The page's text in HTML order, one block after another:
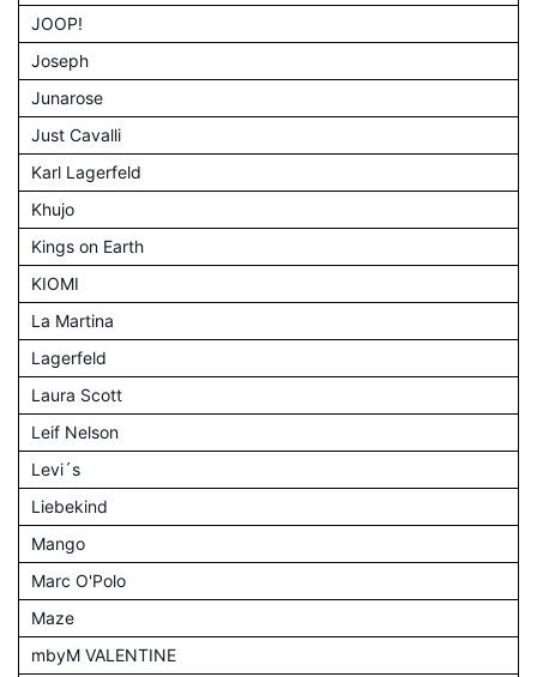
JOOP!
Joseph
Junarose
Just Cavalli
Karl Lagerfeld
Khujo
Kings on Earth
KIOMI
La Martina
Lagerfeld
Laura Scott
Leif Nelson
Levi´s
Liebekind
Mango
Marc O'Polo
Maze
mbyM VALENTINE